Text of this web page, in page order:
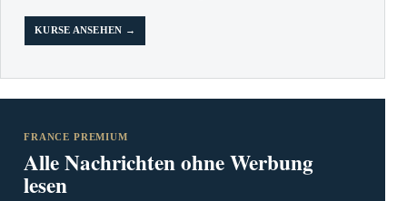
KURSE ANSEHEN →
FRANCE PREMIUM
Alle Nachrichten ohne Werbung
lesen